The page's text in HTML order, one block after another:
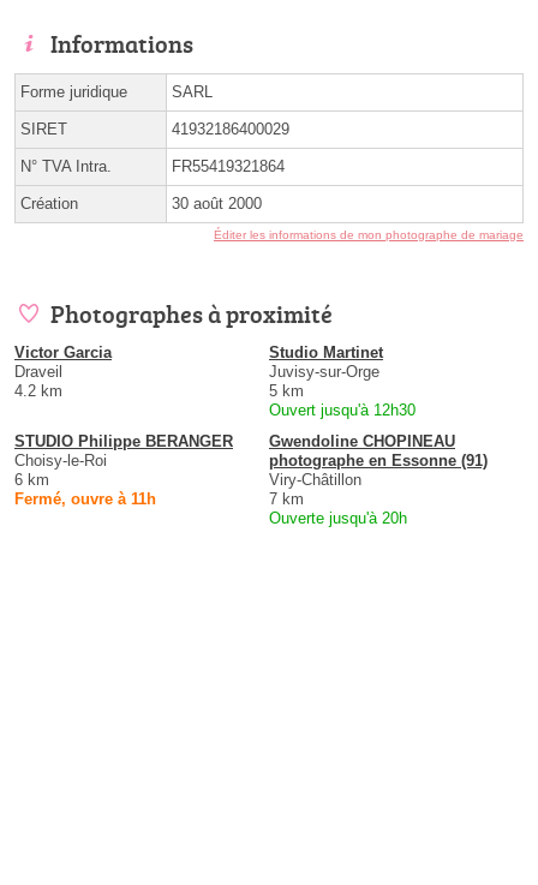
Informations
Forme juridique SARL
SIRET 41932186400029
N° TVA Intra. FR55419321864
Création 30 août 2000
Éditer les informations de mon photographe de mariage
Photographes à proximité
Victor Garcia
Draveil
4.2 km
Studio Martinet
Juvisy-sur-Orge
5 km
Ouvert jusqu'à 12h30
STUDIO Philippe BERANGER
Choisy-le-Roi
6 km
Fermé, ouvre à 11h
Gwendoline CHOPINEAU
photographe en Essonne (91)
Viry-Châtillon
7 km
Ouverte jusqu'à 20h